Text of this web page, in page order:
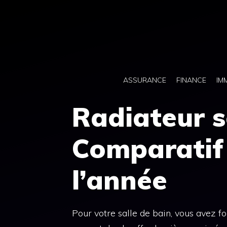
ASSURANCE FINANCE
Radiateur
l’année
Pour votre salle de bain, vous avez